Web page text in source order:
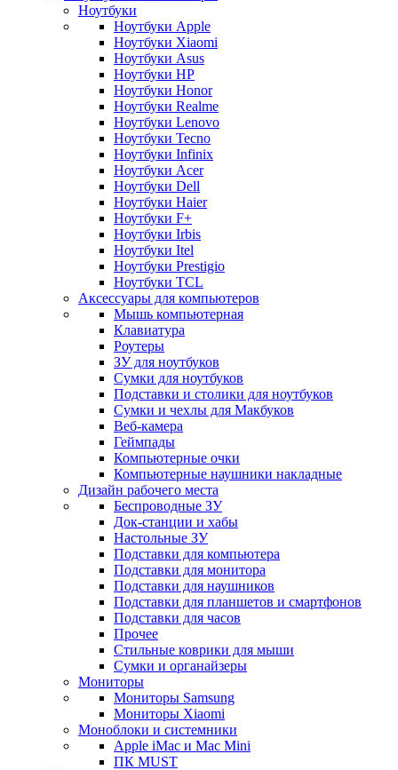
Ноутбуки
Ноутбуки Apple
Ноутбуки Xiaomi
Ноутбуки Asus
Ноутбуки HP
Ноутбуки Honor
Ноутбуки Realme
Ноутбуки Lenovo
Ноутбуки Tecno
Ноутбуки Infinix
Ноутбуки Acer
Ноутбуки Dell
Ноутбуки Haier
Ноутбуки F+
Ноутбуки Irbis
Ноутбуки Itel
Ноутбуки Prestigio
Ноутбуки TCL
Аксессуары для компьютеров
Мышь компьютерная
Клавиатура
Роутеры
ЗУ для ноутбуков
Сумки для ноутбуков
Подставки и столики для ноутбуков
Сумки и чехлы для Макбуков
Веб-камера
Геймпады
Компьютерные очки
Компьютерные наушники накладные
Дизайн рабочего места
Беспроводные ЗУ
Док-станции и хабы
Настольные ЗУ
Подставки для компьютера
Подставки для монитора
Подставки для наушников
Подставки для планшетов и смартфонов
Подставки для часов
Прочее
Стильные коврики для мыши
Сумки и органайзеры
Мониторы
Мониторы Samsung
Мониторы Xiaomi
Моноблоки и системники
Apple iMac и Mac Mini
ПК MUST